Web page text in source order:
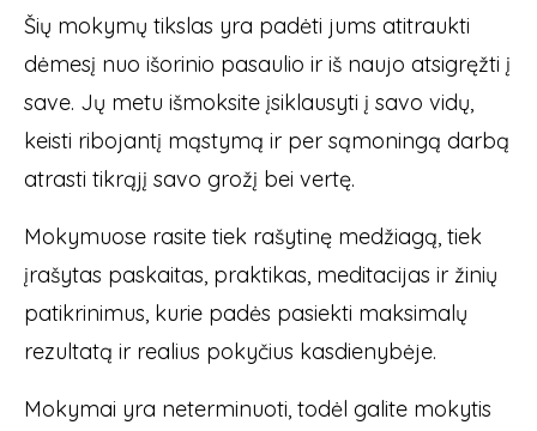
Šių mokymų tikslas yra padėti jums atitraukti
dėmesį nuo išorinio pasaulio ir iš naujo atsigręžti į
save. Jų metu išmoksite įsiklausyti į savo vidų,
keisti ribojantį mąstymą ir per sąmoningą darbą
atrasti tikrąjį savo grožį bei vertę.
Mokymuose rasite tiek rašytinę medžiagą, tiek
įrašytas paskaitas, praktikas, meditacijas ir žinių
patikrinimus, kurie padės pasiekti maksimalų
rezultatą ir realius pokyčius kasdienybėje.
Mokymai yra neterminuoti, todėl galite mokytis